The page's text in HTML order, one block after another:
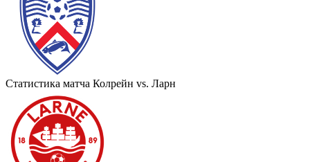
Статистика матча Колрейн vs. Ларн